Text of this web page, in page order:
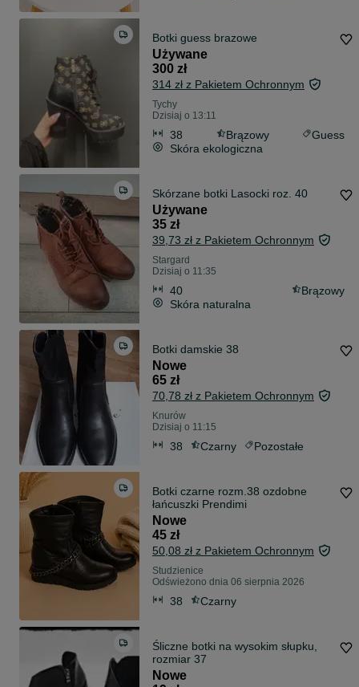
Botki guess brazowe
Używane
300 zł
314 zł z Pakietem Ochronnym
Tychy
Dzisiaj o 13:11
38 Brązowy
Guess
Skóra ekologiczna
Skórzane botki Lasocki roz. 40
Używane
35 zł
39,73 zł z Pakietem Ochronnym
Stargard
Dzisiaj o 11:35
40
Brązowy
Skóra naturalna
Botki damskie 38
Nowe
65 zł
70,78 zł z Pakietem Ochronnym
Knurów
Dzisiaj o 11:15
38 Czarny Pozostałe
Botki czarne rozm.38 ozdobne
łańcuszki Prendimi
Nowe
45 zł
50,08 zł z Pakietem Ochronnym
Studzienice
Odświeżono dnia 06 sierpnia 2026
38 Czarny
Śliczne botki na wysokim słupku,
rozmiar 37
Nowe